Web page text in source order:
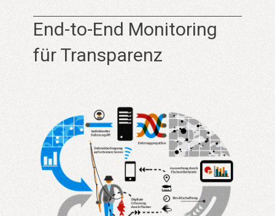
End-to-End Monitoring
für Transparenz